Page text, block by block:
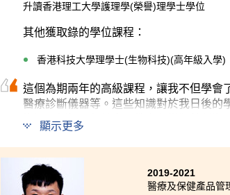
升讀香港理工大學護理學(榮譽)理學士學位
其他獲取錄的學位課程：
香港科技大學理學士(生物科技)(高年級入學)
這個為期兩年的高級課程，讓我不但學會
醫療診斷儀器等。這些知識對於我日後
資源，例如：保健產品教室和模擬藥劑
輔導主任，為遇到困難或感到困惑的同
我重拾信心，找回自己的目標。
顯示更多
2019-2021
醫療及保健產品管